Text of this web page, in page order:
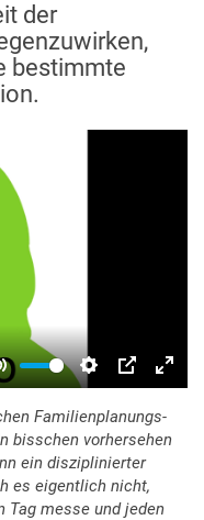
der
bestimmte
Familienplanungs-
bisschen vorhersehen
ein disziplinierter
es eigentlich nicht,
Tag messe und jeden